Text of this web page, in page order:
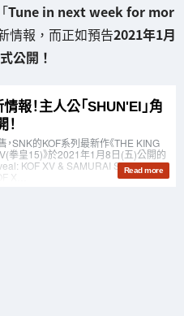
Tune in next week for mor
情報，而正如預告2021年1月
公開！